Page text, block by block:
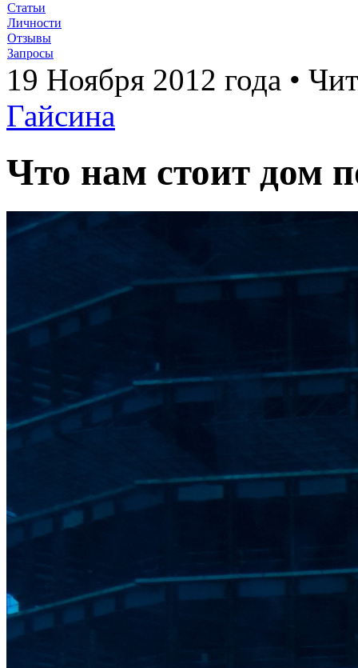
Статьи
Личности
Отзывы
Запросы
19 Ноября 2012 года •
Гайсина
Что нам стоит дом